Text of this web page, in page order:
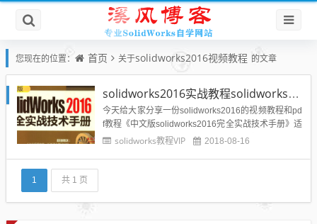
您现在的位置： 首页 关于solidworks2016视频教程 的文章
solidworks2016实战教程solidworks2016视频教程PDF教程
今天给大家分享一份solidworks2016的视频教程和pd
f教程《中文版solidworks2016完全实战技术手册》适
用人群：SolidWorks初中级读者134个实战案例，30
solidworks教程VIP 2018-08-16
1 共 1 页